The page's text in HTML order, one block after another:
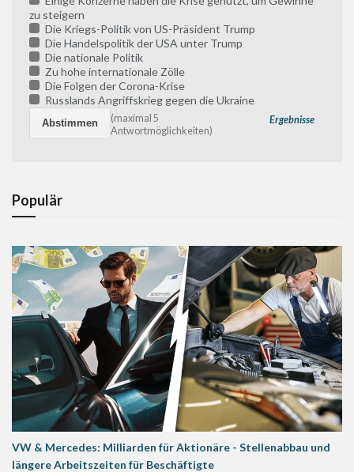
zu steigern
Die Kriegs-Politik von US-Präsident Trump
Die Handelspolitik der USA unter Trump
Die nationale Politik
Zu hohe internationale Zölle
Die Folgen der Corona-Krise
Russlands Angriffskrieg gegen die Ukraine
Ergebnisse
(maximal 5
Antwortmöglichkeiten)
Populär
VW & Mercedes: Milliarden für Aktionäre - Stellenabbau und
längere Arbeitszeiten für Beschäftigte